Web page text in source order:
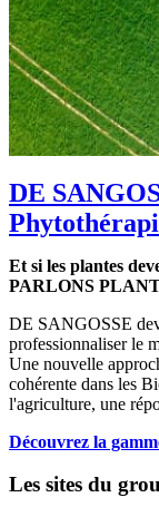
DE
Et si les plantes
PARLONS
DE SANGOSSE
professionnaliser le
Une nouvelle
cohérente dans les
l'agriculture, une
Découvrez la
Les sites du